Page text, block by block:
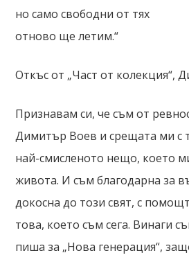
но само свободни от тях
отново ще летим.“
Откъс от „Част от колекция“,
Признавам си, че съм от
Димитър Воев и срещата ми с
най-смисленото нещо, което
живота. И съм благодарна за
докосна до този свят, с
това, което съм сега. Винаги
пиша за „Нова генерация“,